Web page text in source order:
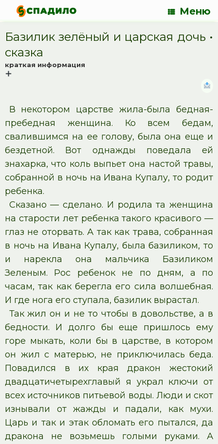
Меню
Базилик зелёный и царская дочь •
cказка
краткая информация
В некотором царстве жила-была бедная-
пребедная женщина. Ко всем бедам,
свалившимся на ее голову, была она еще и
бездетной. Вот однажды поведала ей
знахарка, что коль выпьет она настой травы,
собранной в ночь на Ивана Купалу, то родит
ребенка.
Сказано — сделано. И родила та женщина
на старости лет ребенка такого красивого —
глаз не оторвать. А так как трава, собранная
в ночь на Ивана Купалу, была базиликом, то
и нарекла она мальчика Базиликом
Зеленым. Рос ребенок не по дням, а по
часам, так как берегла его сила волшебная.
И где нога его ступала, базилик вырастал.
Так жил он и не то чтобы в довольстве, а в
бедности. И долго бы еще пришлось ему
горе мыкать, коли бы в царстве, в котором
он жил с матерью, не приключилась беда.
Повадился в их края дракон жестокий
двадцатичетырехглавый я украл ключи от
всех источников питьевой воды. Люди и скот
изнывали от жажды и падали, как мухи.
Царь и так и этак обломать его пытался, да
дракона не возьмешь голыми руками. А